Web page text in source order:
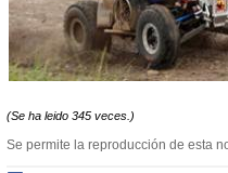
(Se ha leido 345 veces.)
Se permite la reproducción de esta